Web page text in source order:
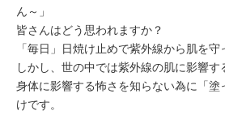
ん～」
皆さんはどう思われますか？
「毎日」日焼け止めで紫外線から肌を守
しかし、世の中では紫外線の肌に影響す
身体に影響する怖さを知らない為に「塗
けです。